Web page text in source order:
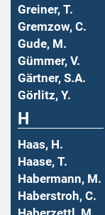
Greiner, T.
Gremzow, C.
Gude, M.
Gümmer, V.
Gärtner, S.A.
Görlitz, Y.
H
Haas, H.
Haase, T.
Habermann, M.
Haberstroh, C.